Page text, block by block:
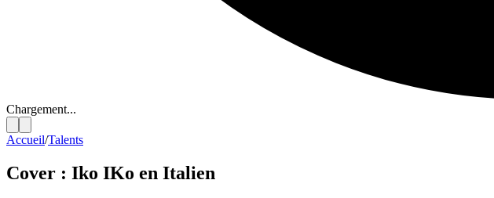
Chargement...
Accueil/Talents
Cover : Iko IKo en Italien